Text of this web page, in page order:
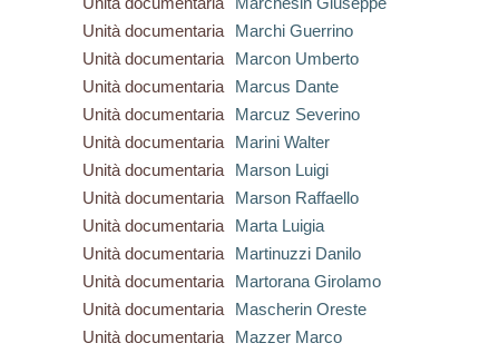
Unità documentaria
Marchi Guerrino
Unità documentaria
Marcon Umberto
Unità documentaria
Marcus Dante
Unità documentaria
Marcuz Severino
Unità documentaria
Marini Walter
Unità documentaria
Marson Luigi
Unità documentaria
Marson Raffaello
Unità documentaria
Marta Luigia
Unità documentaria
Martinuzzi Danilo
Unità documentaria
Martorana Girolamo
Unità documentaria
Mascherin Oreste
Unità documentaria
Mazzer Marco